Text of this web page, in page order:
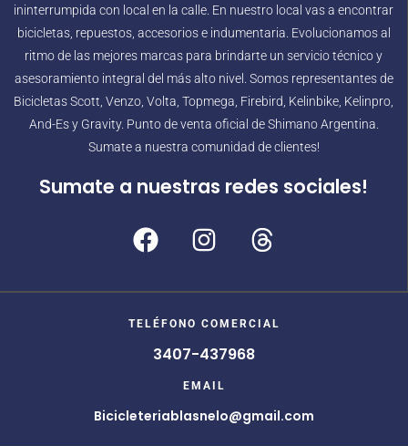
ininterrumpida con local en la calle. En nuestro local vas a encontrar
bicicletas, repuestos, accesorios e indumentaria. Evolucionamos al
ritmo de las mejores marcas para brindarte un servicio técnico y
asesoramiento integral del más alto nivel. Somos representantes de
Bicicletas Scott, Venzo, Volta, Topmega, Firebird, Kelinbike, Kelinpro,
And-Es y Gravity. Punto de venta oficial de Shimano Argentina.
Sumate a nuestra comunidad de clientes!
Sumate a nuestras redes sociales!
TELÉFONO COMERCIAL
3407-437968
EMAIL
Bicicleteriablasnelo@gmail.com